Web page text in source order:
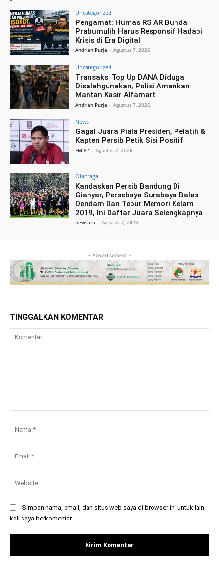
Uncategorized
Pengamat: Humas RS AR Bunda
Prabumulih Harus Responsif Hadapi
Krisis di Era Digital
Andrian Purja - Agustus 7, 2026
Uncategorized
Transaksi Top Up DANA Diduga
Disalahgunakan, Polisi Amankan
Mantan Kasir Alfamart
Andrian Purja - Agustus 7, 2026
News
Gagal Juara Piala Presiden, Pelatih &
Kapten Persib Petik Sisi Positif
FM 87 - Agustus 7, 2026
Olahraga
Kandaskan Persib Bandung Di
Gianyar, Persebaya Surabaya Balas
Dendam Dan Tebur Memori Kelam
2019, Ini Daftar Juara Selengkapnya
newsatu - Agustus 7, 2026
- Advertisement -
TINGGALKAN KOMENTAR
Simpan nama, email, dan situs web saya di browser ini untuk lain
kali saya berkomentar.